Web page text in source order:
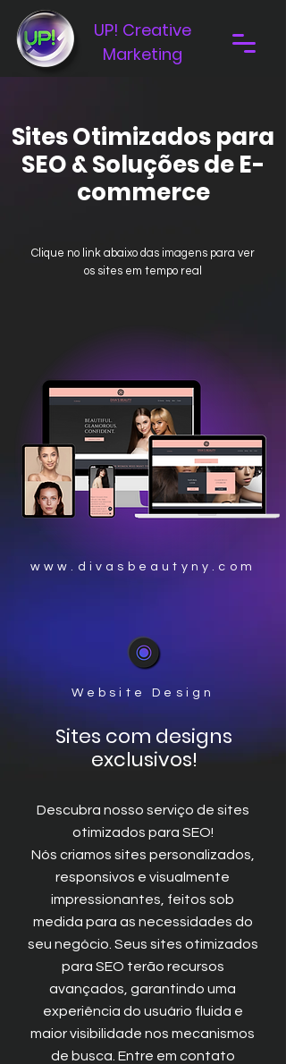
UP! Creative
Marketing
Sites Otimizados para
SEO & Soluções de E-
commerce
Clique no link abaixo das imagens para ver
os sites em tempo real
www.divasbeautyny.com
Website Design
Sites com designs
exclusivos!
Descubra nosso serviço de sites
otimizados para SEO!
Nós criamos sites personalizados,
responsivos e visualmente
impressionantes, feitos sob
medida para as necessidades do
seu negócio. Seus sites otimizados
para SEO terão recursos
avançados, garantindo uma
experiência do usuário fluida e
maior visibilidade nos mecanismos
de busca. Entre em contato